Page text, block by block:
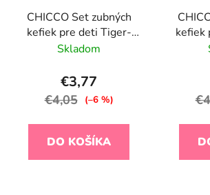
CHICCO Set zubných
kefiek pre deti Tiger-
Panda 3-6r, 2ks
Skladom
€3,77
€4,05 (–6 %)
DO KOŠÍKA
kefiek